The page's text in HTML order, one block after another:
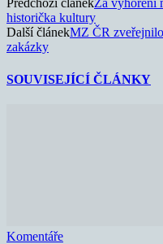
Předchozí článekZa vyhoření
historička kultury
Další článekMZ ČR
zakázky
SOUVISEJÍCÍ ČLÁNKY
Komentáře